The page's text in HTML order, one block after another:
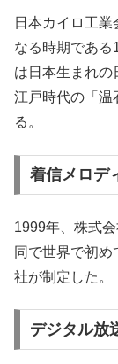
日本カイロ工業
なる時期である
は日本生まれの
江戸時代の「温
る。
着信メロデ
1999年、株式
同で世界で初め
社が制定した。
デジタル放